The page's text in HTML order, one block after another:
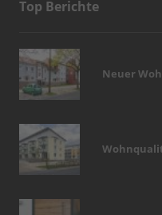
Top Berichte
Neuer